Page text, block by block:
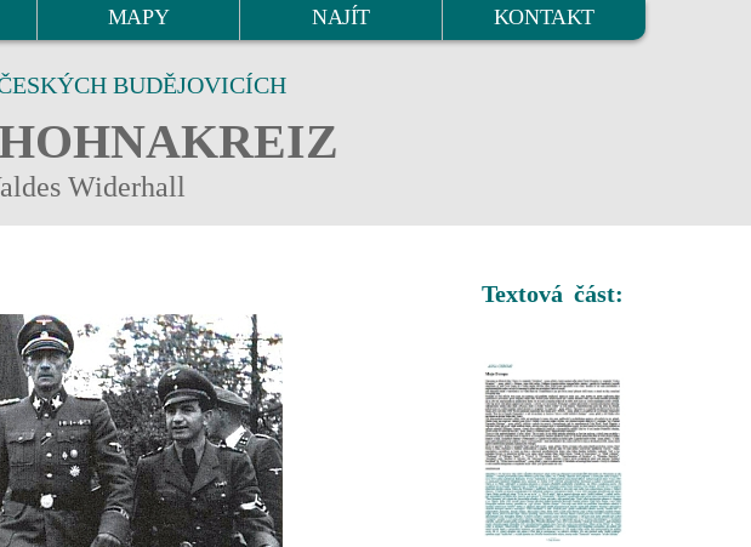
MAPY NAJÍT KONTAKT
BUDĚJOVICÍCH
Widerhall
Textová část: